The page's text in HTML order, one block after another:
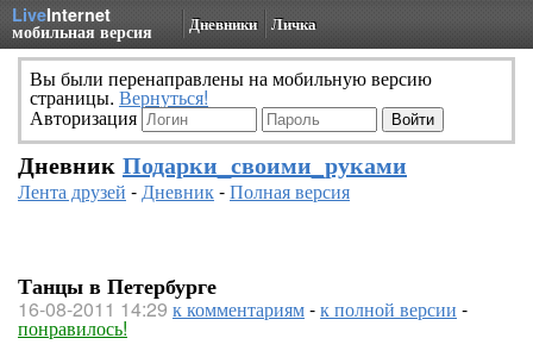
LiveInternet
мобильная версия Дневники Личка
Вы были перенаправлены на мобильную версию
страницы. Вернуться!
Авторизация
Дневник Подарки_своими_руками
Лента друзей -Дневник-Полная версия
Танцы в Петербурге
16-08-2011 14:29 к комментариям-к полной версии -
понравилось!